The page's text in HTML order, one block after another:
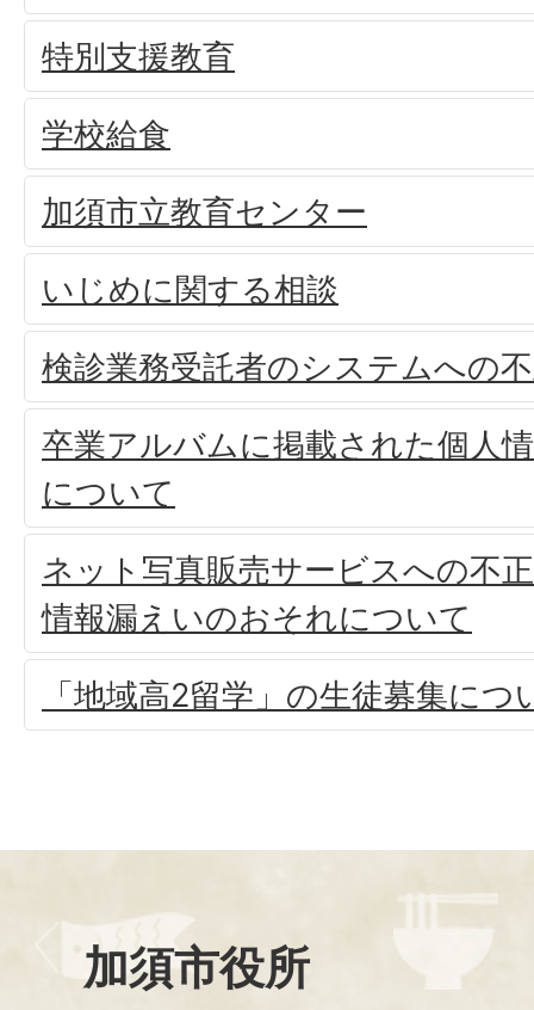
特別支援教育
学校給食
加須市立教育センター
いじめに関する相談
検診業務受託者のシステムへの
卒業アルバムに掲載された個人
について
ネット写真販売サービスへの不
情報漏えいのおそれについて
「地域高2留学」の生徒募集につ
加須市役所